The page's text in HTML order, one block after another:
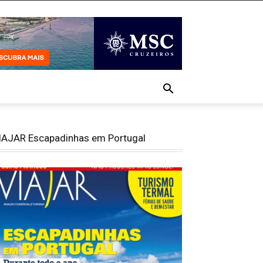
Escapadinhas em Portugal